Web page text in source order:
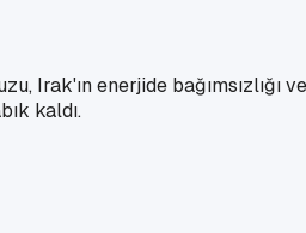
Irak'ın enerjide bağımsızlığı
kaldı.